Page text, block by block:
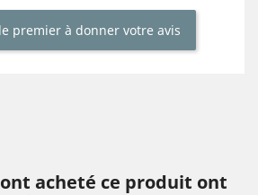
premier à donner votre avis
acheté ce produit ont